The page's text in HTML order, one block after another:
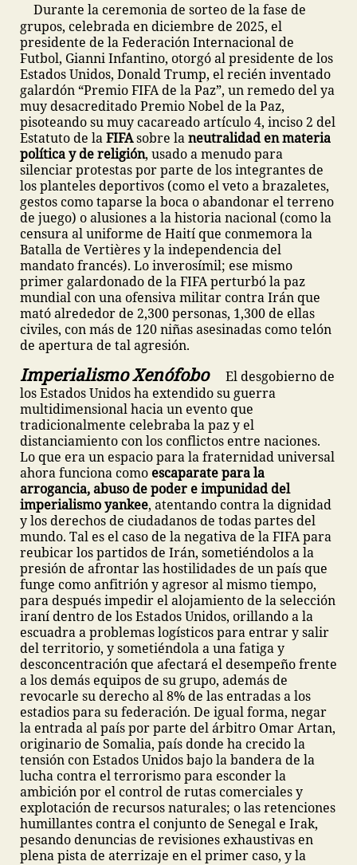
Durante la ceremonia de sorteo de la fase de
grupos, celebrada en diciembre de 2025, el
presidente de la Federación Internacional de
Futbol, Gianni Infantino, otorgó al presidente de los
Estados Unidos, Donald Trump, el recién inventado
galardón “Premio FIFA de la Paz”, un remedo del ya
muy desacreditado Premio Nobel de la Paz,
pisoteando su muy cacareado artículo 4, inciso 2 del
Estatuto de laFIFAsobre laneutralidad en materia
política y de religión, usado a menudo para
silenciar protestas por parte de los integrantes de
los planteles deportivos (como el veto a brazaletes,
gestos como taparse la boca o abandonar el terreno
de juego) o alusiones a la historia nacional (como la
censura al uniforme de Haití que conmemora la
Batalla de Vertières y la independencia del
mandato francés). Lo inverosímil; ese mismo
primer galardonado de la FIFA perturbó la paz
mundial con una ofensiva militar contra Irán que
mató alrededor de 2,300 personas, 1,300 de ellas
civiles, con más de 120 niñas asesinadas como telón
de apertura de tal agresión.
Imperialismo Xenófobo
El desgobierno de
los Estados Unidos ha extendido su guerra
multidimensional hacia un evento que
tradicionalmente celebraba la paz y el
distanciamiento con los conflictos entre naciones.
Lo que era un espacio para la fraternidad universal
ahora funciona como escaparate para la
arrogancia, abuso de poder e impunidad del
imperialismo yankee, atentando contra la dignidad
y los derechos de ciudadanos de todas partes del
mundo. Tal es el caso de la negativa de la FIFA para
reubicar los partidos de Irán, sometiéndolos a la
presión de afrontar las hostilidades de un país que
funge como anfitrión y agresor al mismo tiempo,
para después impedir el alojamiento de la selección
iraní dentro de los Estados Unidos, orillando a la
escuadra a problemas logísticos para entrar y salir
del territorio, y sometiéndola a una fatiga y
desconcentración que afectará el desempeño frente
a los demás equipos de su grupo, además de
revocarle su derecho al 8% de las entradas a los
estadios para su federación. De igual forma, negar
la entrada al país por parte del árbitro Omar Artan,
originario de Somalia, país donde ha crecido la
tensión con Estados Unidos bajo la bandera de la
lucha contra el terrorismo para esconder la
ambición por el control de rutas comerciales y
explotación de recursos naturales; o las retenciones
humillantes contra el conjunto de Senegal e Irak,
pesando denuncias de revisiones exhaustivas en
plena pista de aterrizaje en el primer caso, y la